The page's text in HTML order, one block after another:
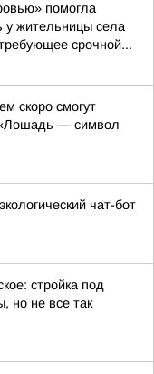
помогла
у жительницы села
срочной...
скоро смогут
— символ
чат-бот
стройка под
но не все так